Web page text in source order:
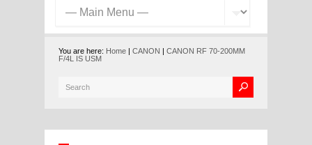
You are here: Home CANON
CANON RF 70-200MM
F/4L IS USM